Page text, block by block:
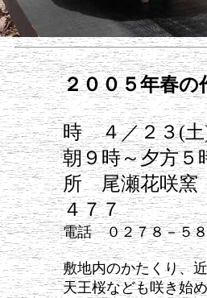
２００５年春の
時 ４／２３(土
朝９時～夕
所 尾瀬花咲窯
４７７
電話 ０２７８－５
敷地内のかたくり、
天王桜なども咲き始